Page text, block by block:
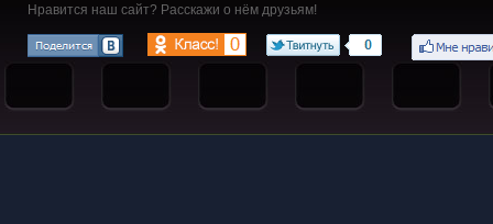
Нравится наш сайт? Расскажи о нём друзьям!